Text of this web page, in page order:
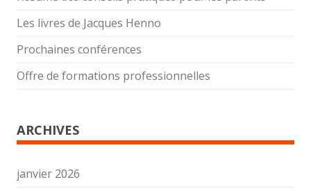
Les livres de Jacques Henno
Prochaines conférences
Offre de formations professionnelles
ARCHIVES
janvier 2026